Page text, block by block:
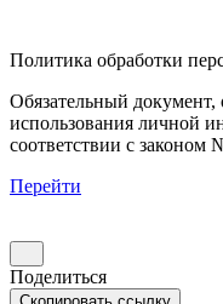
Политика обработки
Обязательный
использования личной
соответствии с
Перейти
Поделиться